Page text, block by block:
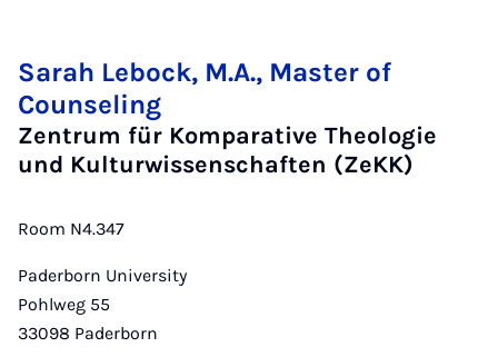
Sarah Lebock, M.A., Master of
Counseling
Zentrum für Komparative Theologie
und Kulturwissenschaften (ZeKK)
Room N4.347
Paderborn University
Pohlweg 55
33098 Paderborn